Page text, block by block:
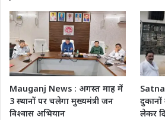
Mauganj News : अगस्त माह में
3 स्थानों पर चलेगा मुख्यमंत्री जन
विश्वास अभियान
दुकानों
लेकर